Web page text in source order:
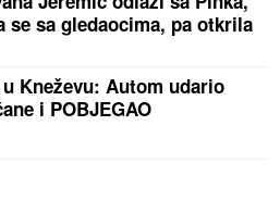
se sa gledaocima, pa otkrila
u Kneževu: Autom udario
i POBJEGAO